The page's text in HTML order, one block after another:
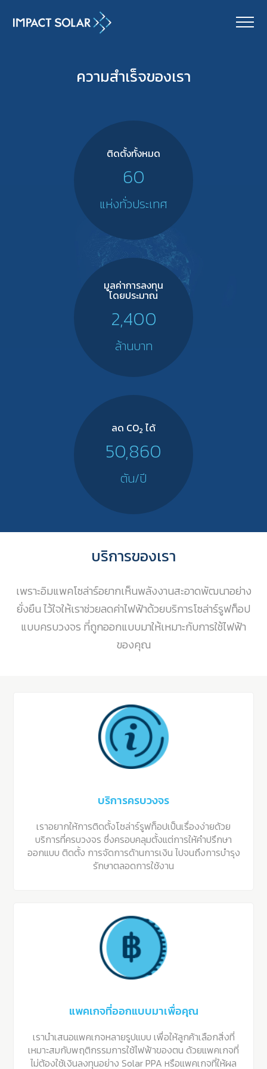
MENU
ความสำเร็จของเรา
ติดตั้งทั้งหมด
60
แห่งทั่วประเทศ
มูลค่าการลงทุน
โดยประมาณ
2,400
ล้านบาท
ลด CO2 ได้
50,860
ตัน/ปี
บริการของเรา
เพราะอิมแพคโซล่าร์อยากเห็นพลังงานสะอาดพัฒนาอย่าง
ยั่งยืน ไว้ใจให้เราช่วยลดค่าไฟฟ้าด้วยบริการโซล่าร์รูฟท็อป
แบบครบวงจร ที่ถูกออกแบบมาให้เหมาะกับการใช้ไฟฟ้า
ของคุณ
บริการครบวงจร
เราอยากให้การติดตั้งโซล่าร์รูฟท็อปเป็นเรื่องง่ายด้วย
บริการที่ครบวงจร ซึ่งครอบคลุมตั้งแต่การให้คำปรึกษา
ออกแบบ ติดตั้ง การจัดการด้านการเงิน ไปจนถึงการบำรุง
รักษาตลอดการใช้งาน
แพคเกจที่ออกแบบมาเพื่อคุณ
เรานำเสนอแพคเกจหลายรูปแบบ เพื่อให้ลูกค้าเลือกสิ่งที่
เหมาะสมกับพฤติกรรมการใช้ไฟฟ้าของตน ด้วยแพคเกจที่
ไม่ต้องใช้เงินลงทุนอย่าง Solar PPA หรือแพคเกจที่ให้ผล